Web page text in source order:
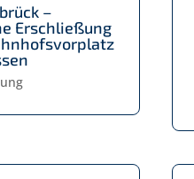
–
Erschließung